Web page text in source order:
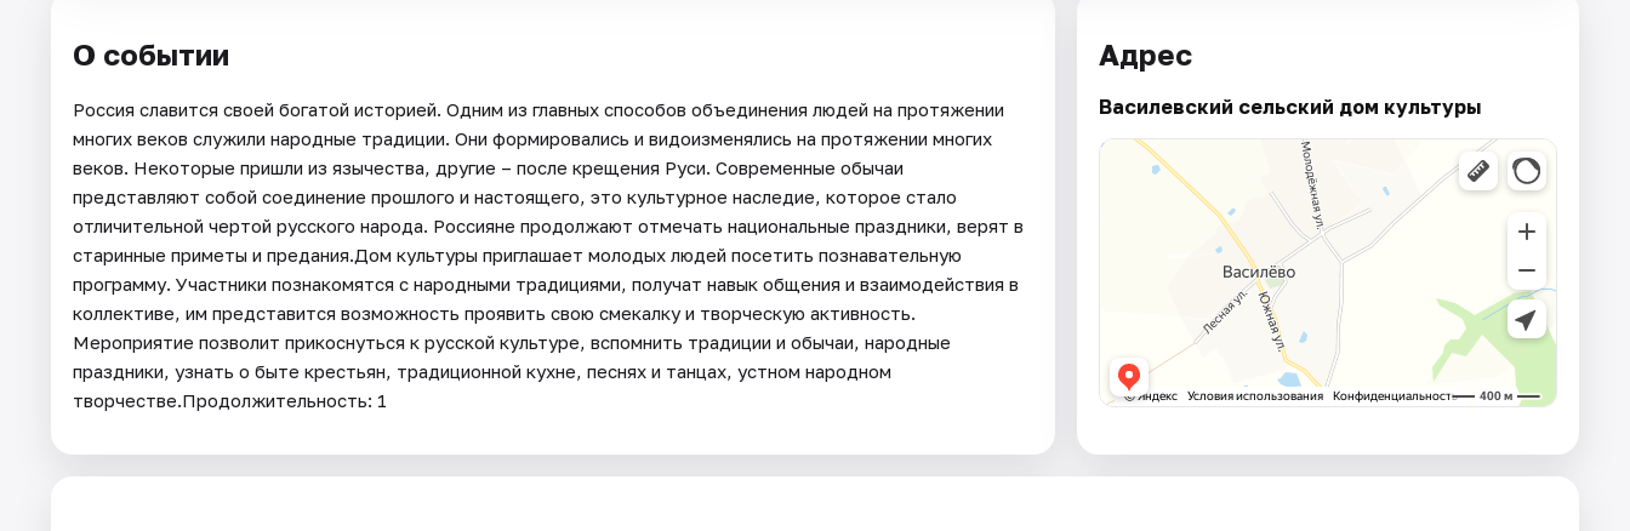
О событии
Россия славится своей богатой историей. Одним из главных способов объединения людей на протяжении
многих веков служили народные традиции. Они формировались и видоизменялись на протяжении многих
веков. Некоторые пришли из язычества, другие – после крещения Руси. Современные обычаи
представляют собой соединение прошлого и настоящего, это культурное наследие, которое стало
отличительной чертой русского народа. Россияне продолжают отмечать национальные праздники, верят в
старинные приметы и предания.Дом культуры приглашает молодых людей посетить познавательную
программу. Участники познакомятся с народными традициями, получат навык общения и взаимодействия в
коллективе, им представится возможность проявить свою смекалку и творческую активность.
Мероприятие позволит прикоснуться к русской культуре, вспомнить традиции и обычаи, народные
праздники, узнать о быте крестьян, традиционной кухне, песнях и танцах, устном народном
творчестве.Продолжительность: 1
Адрес
Василевский сельский дом культуры